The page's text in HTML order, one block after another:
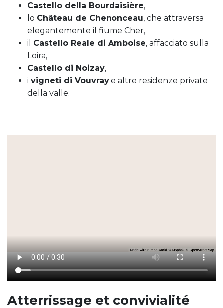
Castello della Bourdaisière,
lo Château de Chenonceau, che attraversa
elegantemente il fiume Cher,
il Castello Reale di Amboise, affacciato sulla
Loira,
Castello di Noizay,
i vigneti di Vouvray e altre residenze private
della valle.
Atterrissage et convivialité